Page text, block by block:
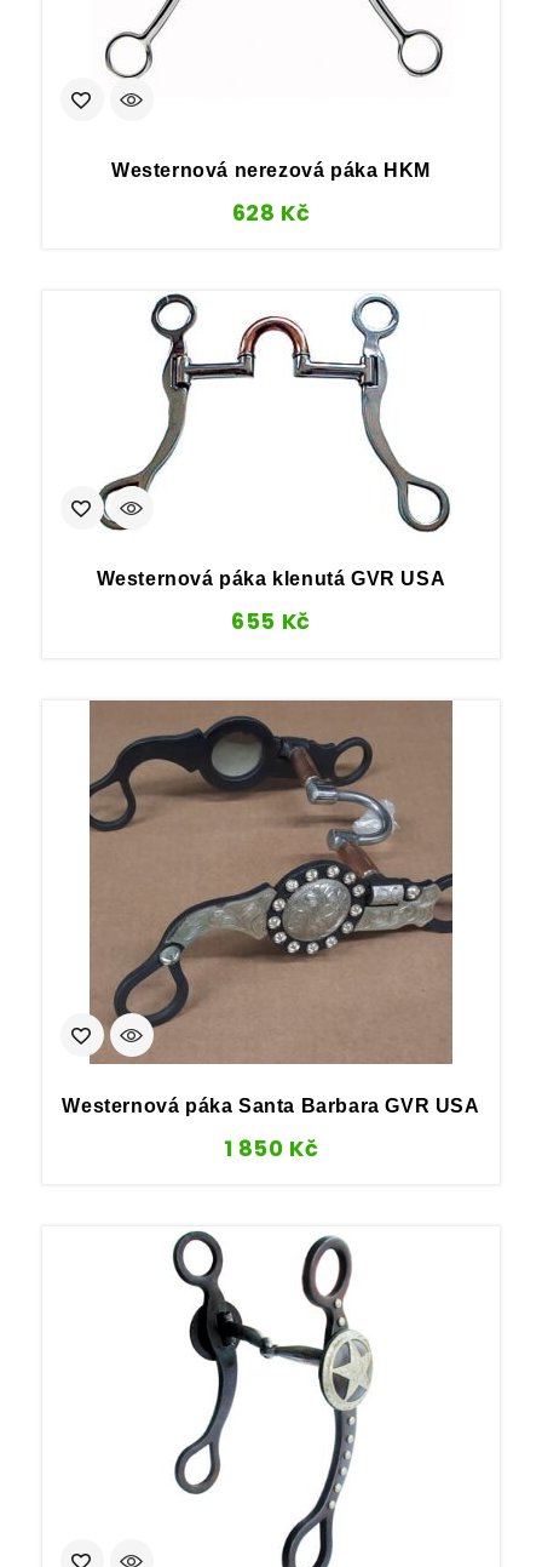
Westernová nerezová páka HKM
628 Kč
Westernová páka klenutá GVR USA
655 Kč
Westernová páka Santa Barbara GVR USA
1 850 Kč